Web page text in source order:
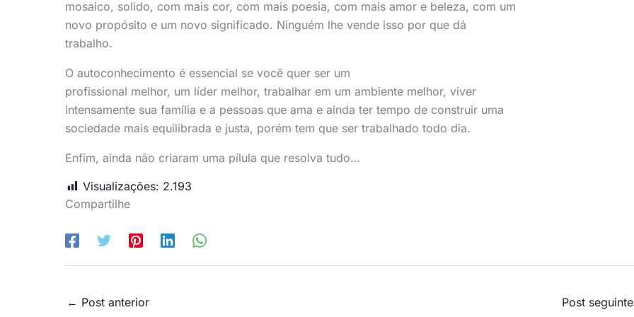
mosaico, solido, com mais cor, com mais poesia, com mais amor e beleza, com um
novo propósito e um novo significado. Ninguém lhe vende isso por que dá
trabalho.
O autoconhecimento é essencial se você quer ser um
profissional melhor, um líder melhor, trabalhar em um ambiente melhor, viver
intensamente sua família e a pessoas que ama e ainda ter tempo de construir uma
sociedade mais equilibrada e justa, porém tem que ser trabalhado todo dia.
Enfim, ainda não criaram uma pílula que resolva tudo…
Visualizações: 2.193
Compartilhe
← Post anterior Post seguinte